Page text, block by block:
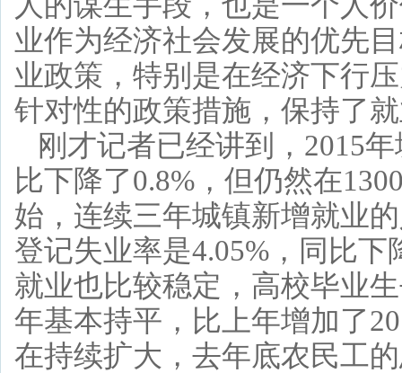
业作为经济社会发展的优先
业政策，特别是在经济下行
针对性的政策措施，保持了
刚才记者已经讲到，2015
比下降了0.8%，但仍然在
始，连续三年城镇新增就业
登记失业率是4.05%，同比
就业也比较稳定，高校毕业
年基本持平，比上年增加了
在持续扩大，去年底农民工